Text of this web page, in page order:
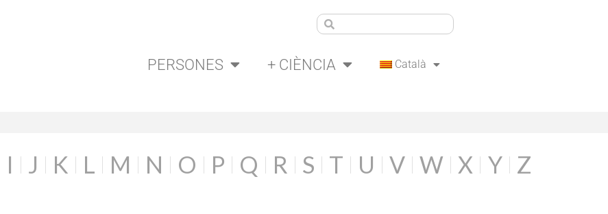
PERSONES + CIÈNCIA Català
I J K L M N O P Q R S T U V W X Y Z